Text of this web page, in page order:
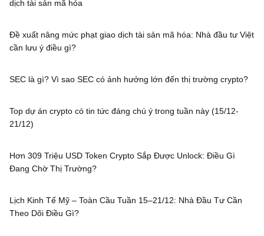
dịch tài sản mã hóa
Đề xuất nâng mức phạt giao dịch tài sản mã hóa: Nhà đầu tư Việt
cần lưu ý điều gì?
SEC là gì? Vì sao SEC có ảnh hưởng lớn đến thị trường crypto?
Top dự án crypto có tin tức đáng chú ý trong tuần này (15/12-
21/12)
Hơn 309 Triệu USD Token Crypto Sắp Được Unlock: Điều Gì
Đang Chờ Thị Trường?
Lịch Kinh Tế Mỹ – Toàn Cầu Tuần 15–21/12: Nhà Đầu Tư Cần
Theo Dõi Điều Gì?